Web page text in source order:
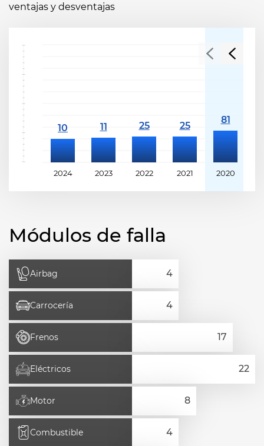
ventajas y desventajas
2024 2023 2022 2021 2020
Módulos de falla
Airbag
Carrocería
Frenos
Eléctricos
Motor
Combustible